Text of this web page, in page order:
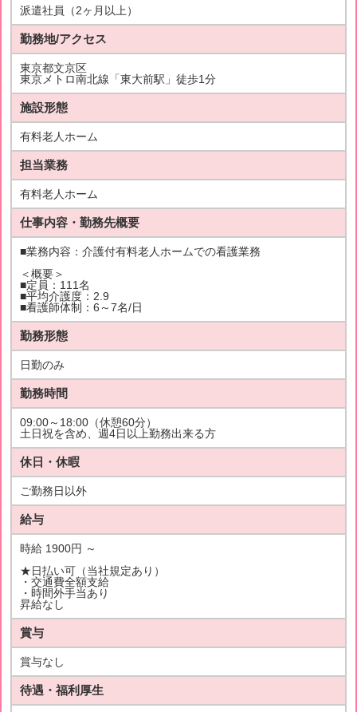
派遣社員（2ヶ月以上）
勤務地/アクセス
東京都文京区
東京メトロ南北線「東大前駅」徒歩1分
施設形態
有料老人ホーム
担当業務
有料老人ホーム
仕事内容・勤務先概要
■業務内容：介護付有料老人ホームでの看護業務
＜概要＞
■定員：111名
■平均介護度：2.9
■看護師体制：6～7名/日
勤務形態
日勤のみ
勤務時間
09:00～18:00（休憩60分）
土日祝を含め、週4日以上勤務出来る方
休日・休暇
ご勤務日以外
給与
時給 1900円 ～
★日払い可（当社規定あり）
・交通費全額支給
・時間外手当あり
昇給なし
賞与
賞与なし
待遇・福利厚生